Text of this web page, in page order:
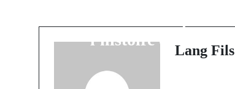
l'histoire de la NBA
Lang Fils